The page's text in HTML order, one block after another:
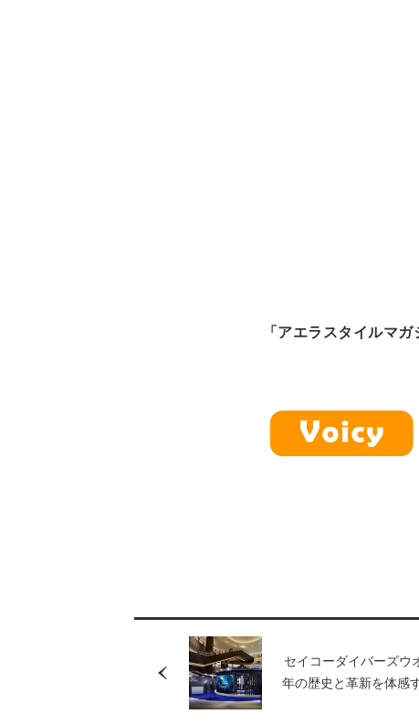
「アエラスタイルマ
セイコーダイバーズウ
年の歴史と革新を体感